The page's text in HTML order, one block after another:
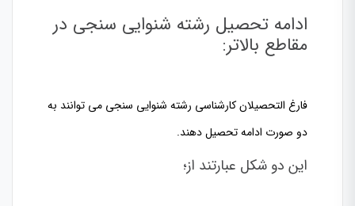
ادامه تحصیل رشته شنوایی سنجی در
مقاطع بالاتر:
فارغ التحصیلان کارشناسی رشته شنوایی سنجی می توانند به
دو صورت ادامه تحصیل دهند.
این دو شکل عبارتند از؛